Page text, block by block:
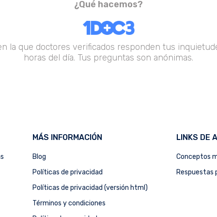
¿Qué hacemos?
la que doctores verificados responden tus
horas del día. Tus preguntas son anónimas.
MÁS INFORMACIÓN
Blog
Políticas de privacidad
Políticas de privacidad (versión html)
Términos y condiciones
LINKS DE
Conceptos
Respuestas